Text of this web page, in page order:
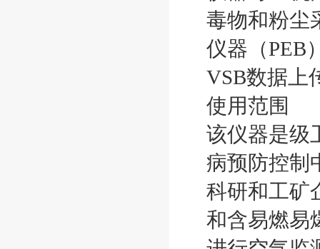
毒物和粉尘
仪器（PEB
VSB数据上
使用范围
该仪器是级
病预防控制
科研和工矿
和含易燃易